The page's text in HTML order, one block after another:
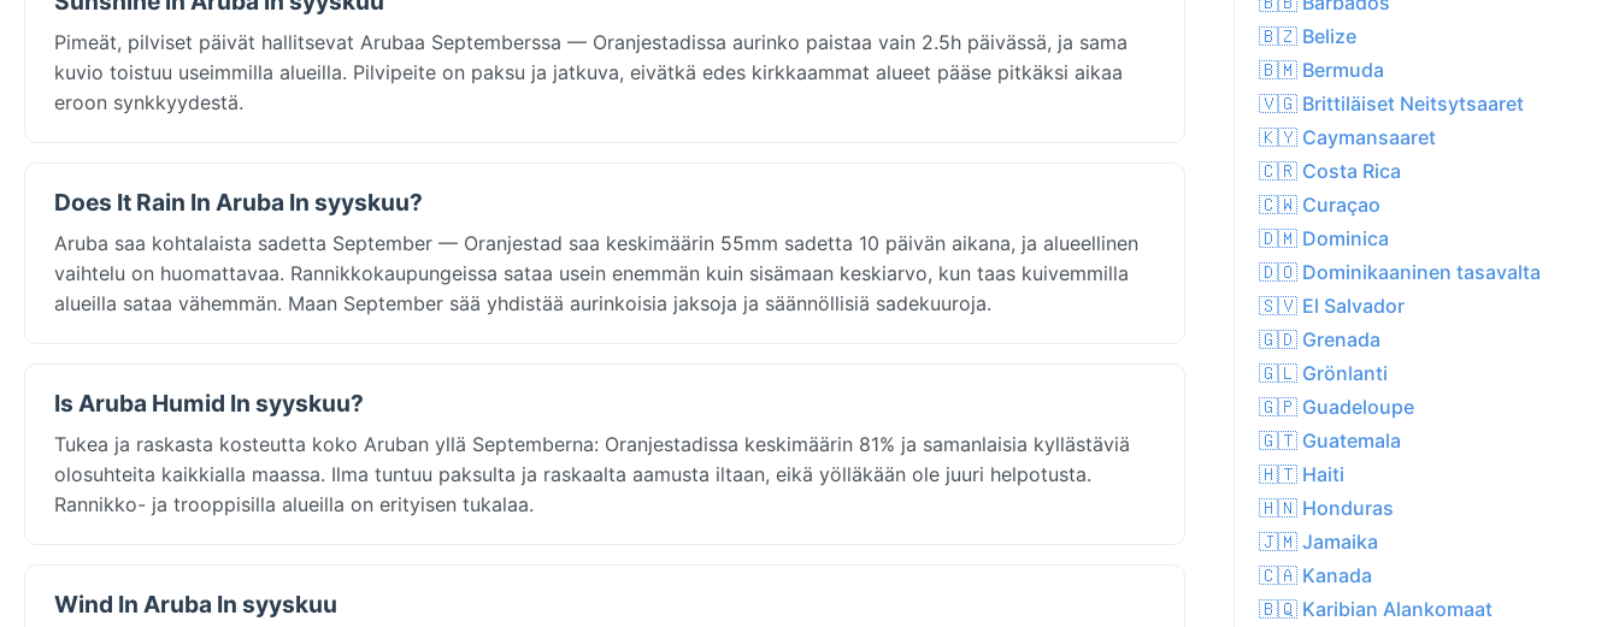
Pimeät, pilviset päivät hallitsevat Arubaa Septemberssa — Oranjestadissa aurinko paistaa vain 2.5h päivässä, ja sama
kuvio toistuu useimmilla alueilla. Pilvipeite on paksu ja jatkuva, eivätkä edes kirkkaammat alueet pääse pitkäksi aikaa
eroon synkkyydestä.
Does It Rain In Aruba In syyskuu?
Aruba saa kohtalaista sadetta September — Oranjestad saa keskimäärin 55mm sadetta 10 päivän aikana, ja alueellinen
vaihtelu on huomattavaa. Rannikkokaupungeissa sataa usein enemmän kuin sisämaan keskiarvo, kun taas kuivemmilla
alueilla sataa vähemmän. Maan September sää yhdistää aurinkoisia jaksoja ja säännöllisiä sadekuuroja.
Is Aruba Humid In syyskuu?
Tukea ja raskasta kosteutta koko Aruban yllä Septemberna: Oranjestadissa keskimäärin 81% ja samanlaisia kyllästäviä
olosuhteita kaikkialla maassa. Ilma tuntuu paksulta ja raskaalta aamusta iltaan, eikä yölläkään ole juuri helpotusta.
Rannikko- ja trooppisilla alueilla on erityisen tukalaa.
Wind In Aruba In syyskuu
🇧🇿 Belize
🇧🇲 Bermuda
🇻🇬 Brittiläiset Neitsytsaaret
🇰🇾 Caymansaaret
🇨🇷 Costa Rica
🇨🇼 Curaçao
🇩🇲 Dominica
🇩🇴 Dominikaaninen tasavalta
🇸🇻 El Salvador
🇬🇩 Grenada
🇬🇱 Grönlanti
🇬🇵 Guadeloupe
🇬🇹 Guatemala
🇭🇹 Haiti
🇭🇳 Honduras
🇯🇲 Jamaika
🇨🇦 Kanada
🇧🇶 Karibian Alankomaat